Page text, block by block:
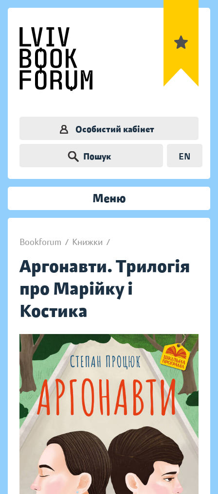
Особистий кабінет
Пошук EN
Меню
Bookforum / Книжки /
Аргонавти. Трилогія
про Марійку і
Костика